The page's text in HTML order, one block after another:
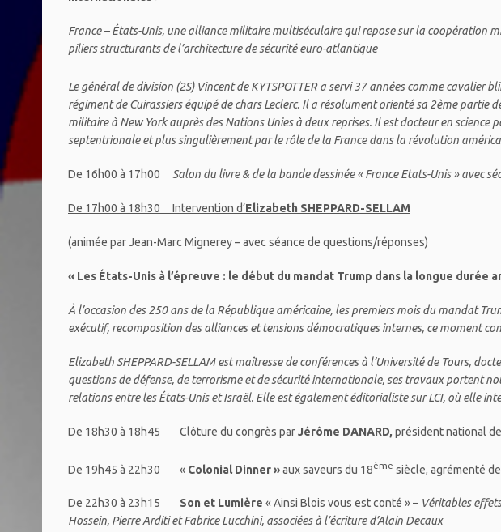
France – États-Unis, une alliance militaire multiséculaire qui repose sur la coopération
piliers structurants de l’architecture de sécurité euro-atlantique
Le général de division (2S) Vincent de KYTSPOTTER a servi 37 années comme
régiment de Cuirassiers équipé de chars Leclerc. Il a résolument orienté sa 2ème
militaire à New York auprès des Nations Unies à deux reprises. Il est docteur en science
septentrionale et plus singulièrement par le rôle de la France dans la révolution
De 16h00 à 17h00 Salon du livre & de la bande dessinée « France Etats-Unis »avec
De 17h00 à 18h30 Intervention d’Elizabeth SHEPPARD-SELLAM
(animée par Jean-Marc Mignerey – avec séance de questions/réponses)
« Les États-Unis à l’épreuve : le début du mandat Trump dans la longue durée
À l’occasion des 250 ans de la République américaine, les premiers mois du mandat
exécutif, recomposition des alliances et tensions démocratiques internes, ce moment
Elizabeth SHEPPARD-SELLAM est maîtresse de conférences à l’Université de Tours,
questions de défense, de terrorisme et de sécurité internationale, ses travaux portent
relations entre les États-Unis et Israël. Elle est également éditorialiste sur LCI, où elle
De 18h30 à 18h45 Clôture du congrès parJérôme DANARD, président national
De 19h45 à 22h30 « Colonial Dinner »aux saveurs du 18ème siècle, agrémenté
De 22h30 à 23h15 Son et Lumière « Ainsi Blois vous est conté » – Véritables
Hossein, Pierre Arditi et Fabrice Lucchini, associées à l’écriture d’Alain Decaux